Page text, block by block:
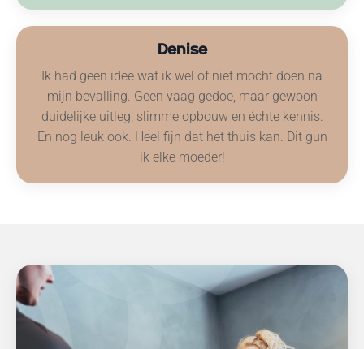
Denise
Ik had geen idee wat ik wel of niet mocht doen na
mijn bevalling. Geen vaag gedoe, maar gewoon
duidelijke uitleg, slimme opbouw en échte kennis.
En nog leuk ook. Heel fijn dat het thuis kan. Dit gun
ik elke moeder!